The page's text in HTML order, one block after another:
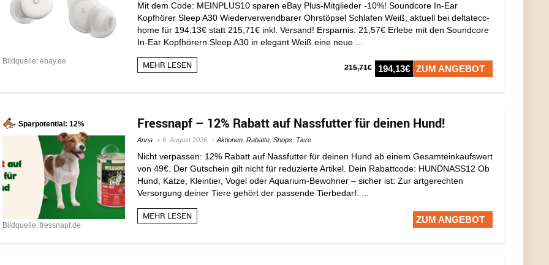
Bildquelle: ebay.de
Mit dem Code: MEINPLUS10 sparen eBay Plus-Mitglieder -10%! Soundcore In-Ear
Kopfhörer Sleep A30 Wiederverwendbarer Ohrstöpsel Schlafen Weiß, aktuell bei deltatecc-
home für 194,13€ statt 215,71€ inkl. Versand! Ersparnis: 21,57€ Erlebe mit den Soundcore
In-Ear Kopfhörern Sleep A30 in elegant Weiß eine neue ...
MEHR LESEN 215,71€ 194,13€ ZUM ANGEBOT
Sparpotential: 12%
Bildquelle: fressnapf.de
Fressnapf – 12% Rabatt auf Nassfutter für deinen Hund!
Anna 6. August 2026 Aktionen Rabatte Shops Tiere
Nicht verpassen: 12% Rabatt auf Nassfutter für deinen Hund ab einem Gesamteinkaufswert
von 49€. Der Gutschein gilt nicht für reduzierte Artikel. Dein Rabattcode: HUNDNASS12 Ob
Hund, Katze, Kleintier, Vogel oder Aquarium-Bewohner – sicher ist: Zur artgerechten
Versorgung deiner Tiere gehört der passende Tierbedarf. ...
MEHR LESEN ZUM ANGEBOT